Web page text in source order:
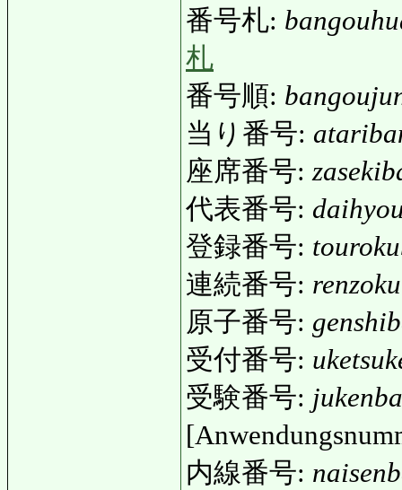
番号札:
札
番号順:
当り番号:
座席番号:
代表番号:
登録番号:
連続番号:
原子番号:
受付番号:
受験番号:
内線番号: